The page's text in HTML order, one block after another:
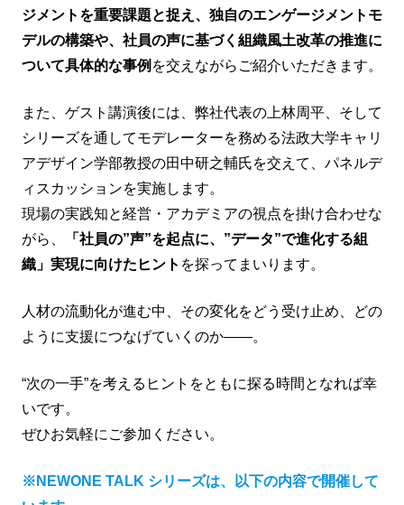
ジメントを重要課題と捉え、独自のエンゲージメントモ
デルの構築や、社員の声に基づく組織風土改革の推進に
ついて具体的な事例 を交えながらご紹介いただきます。
また、ゲスト講演後には、弊社代表の上林周平、そして
シリーズを通してモデレーターを務める法政大学キャリ
アデザイン学部教授の田中研之輔氏を交えて、パネルデ
ィスカッションを実施します。
現場の実践知と経営・アカデミアの視点を掛け合わせな
がら、
「社員の”声”を起点に、”データ”で進化する組
織」実現に向けたヒント を探ってまいります。
人材の流動化が進む中、その変化をどう受け止め、どの
ように支援につなげていくのか――。
“次の一手”を考えるヒントをともに探る時間となれば幸
いです。
ぜひお気軽にご参加ください。
※NEWONE TALK シリーズは、以下の内容で開催して